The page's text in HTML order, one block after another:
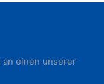
einen unserer